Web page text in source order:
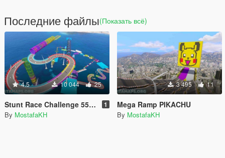
Последние файлы(Показать всё)
4.5 10 044 25
Stunt Race Challenge 55 - All vehicles 1
By MostafaKH
3 495 11
Mega Ramp PIKACHU
By MostafaKH